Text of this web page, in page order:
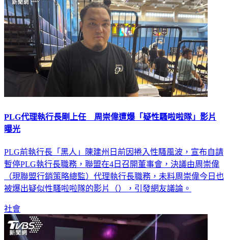
PLG代理執行長剛上任 周崇偉遭爆「疑性騷啦啦隊」影片
曝光
PLG前執行長「黑人」陳建州日前因捲入性騷風波，宣布自請
暫停PLG執行長職務，聯盟在4日召開董事會，決議由周崇偉
（現聯盟行銷策略總監）代理執行長職務，未料周崇偉今日也
被爆出疑似性騷啦啦隊的影片（），引發網友議論。
社會